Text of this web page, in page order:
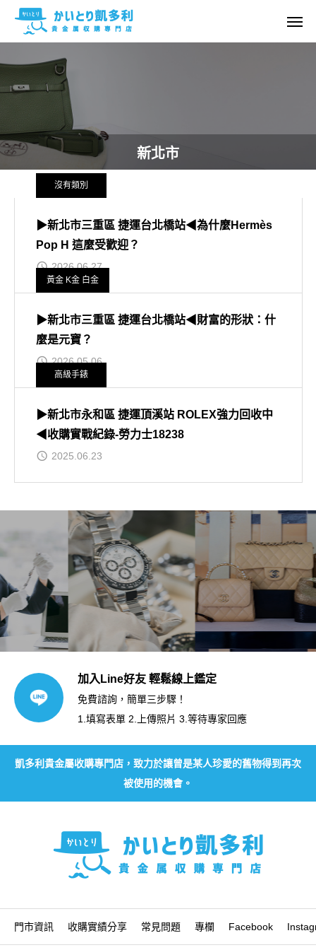
新北市
沒有類別
▶新北市三重區 捷運台北橋站◀為什麼Hermès
Pop H 這麼受歡迎？
2026.06.27
黃金 K金 白金
▶新北市三重區 捷運台北橋站◀財富的形狀：什
麼是元寶？
2026.05.06
高級手錶
▶新北市永和區 捷運頂溪站 ROLEX強力回收中
◀收購實戰紀錄-勞力士18238
2025.06.23
加入Line好友 輕鬆線上鑑定
免費諮詢，簡單三步驟！
1.填寫表單 2.上傳照片 3.等待專家回應
凱多利貴金屬收購專門店，致力於讓曾是某人珍愛的舊物得到再次
被使用的機會。
門市資訊 收購實績分享 常見問題 專欄 Facebook